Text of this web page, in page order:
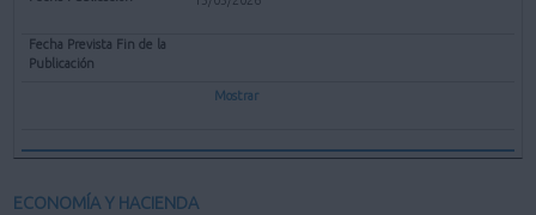
Mostrar
ECONOMÍA Y HACIENDA